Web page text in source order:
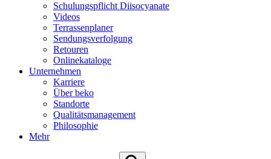
Schulungspflicht Diisocyanate
Videos
Terrassenplaner
Sendungsverfolgung
Retouren
Onlinekataloge
Unternehmen
Karriere
Über beko
Standorte
Qualitätsmanagement
Philosophie
Mehr